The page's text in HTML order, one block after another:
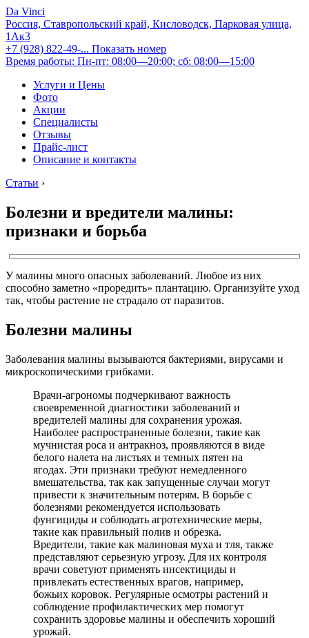
Da Vinci
Россия, Ставропольский край, Кисловодск, Парковая улица,
1Ак3
+7 (928) 822-49-... Показать номер
Время работы: Пн-пт: 08:00—20:00; сб: 08:00—15:00
Услуги и Цены
Фото
Акции
Специалисты
Отзывы
Прайс-лист
Описание и контакты
Статьи ›
Болезни и вредители малины:
признаки и борьба
У малины много опасных заболеваний. Любое из них
способно заметно «проредить» плантацию. Организуйте уход
так, чтобы растение не страдало от паразитов.
Болезни малины
Заболевания малины вызываются бактериями, вирусами и
микроскопическими грибками.
Врачи-агрономы подчеркивают важность
своевременной диагностики заболеваний и
вредителей малины для сохранения урожая.
Наиболее распространенные болезни, такие как
мучнистая роса и антракноз, проявляются в виде
белого налета на листьях и темных пятен на
ягодах. Эти признаки требуют немедленного
вмешательства, так как запущенные случаи могут
привести к значительным потерям. В борьбе с
болезнями рекомендуется использовать
фунгициды и соблюдать агротехнические меры,
такие как правильный полив и обрезка.
Вредители, такие как малиновая муха и тля, также
представляют серьезную угрозу. Для их контроля
врачи советуют применять инсектициды и
привлекать естественных врагов, например,
божьих коровок. Регулярные осмотры растений и
соблюдение профилактических мер помогут
сохранить здоровье малины и обеспечить хороший
урожай.